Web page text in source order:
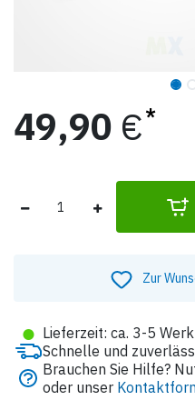
49,90 €
Zur
● Lieferzeit: ca. 3-5
Schnelle und
Brauchen Sie Hilfe?
oder unser